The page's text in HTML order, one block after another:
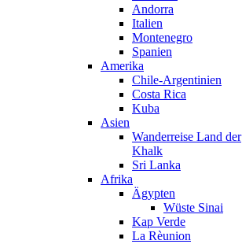
Andorra
Italien
Montenegro
Spanien
Amerika
Chile-Argentinien
Costa Rica
Kuba
Asien
Wanderreise Land der
Khalk
Sri Lanka
Afrika
Ägypten
Wüste Sinai
Kap Verde
La Rèunion